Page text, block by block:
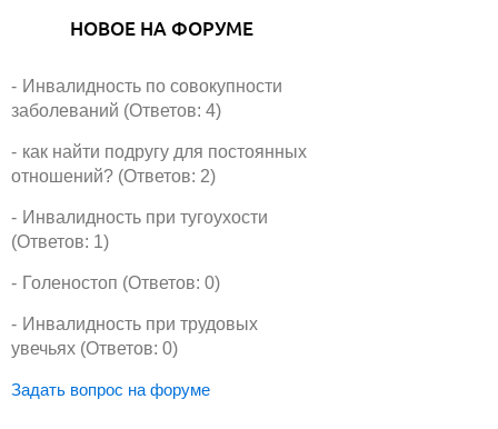
НОВОЕ НА ФОРУМЕ
Инвалидность по совокупности
заболеваний (Ответов: 4)
как найти подругу для постоянных
отношений? (Ответов: 2)
Инвалидность при тугоухости
(Ответов: 1)
Голеностоп (Ответов: 0)
Инвалидность при трудовых
увечьях (Ответов: 0)
Задать вопрос на форуме